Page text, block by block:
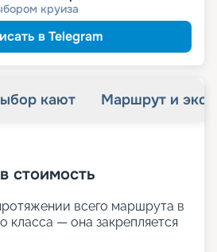
круиза
в Telegram
кают Маршрут и
стоимость
всего маршрута в
класса — она закрепляется